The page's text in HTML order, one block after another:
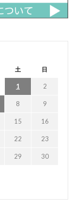
土 日
1 2
8 9
15 16
22 23
29 30